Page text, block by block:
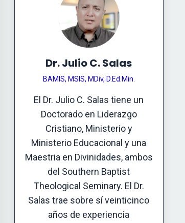
Dr. Julio C. Salas
BAMIS, MSIS, MDiv, D.Ed.Min.
El Dr. Julio C. Salas tiene un
Doctorado en Liderazgo
Cristiano, Ministerio y
Ministerio Educacional y una
Maestria en Divinidades, ambos
del Southern Baptist
Theological Seminary. El Dr.
Salas trae sobre sí veinticinco
años de experiencia